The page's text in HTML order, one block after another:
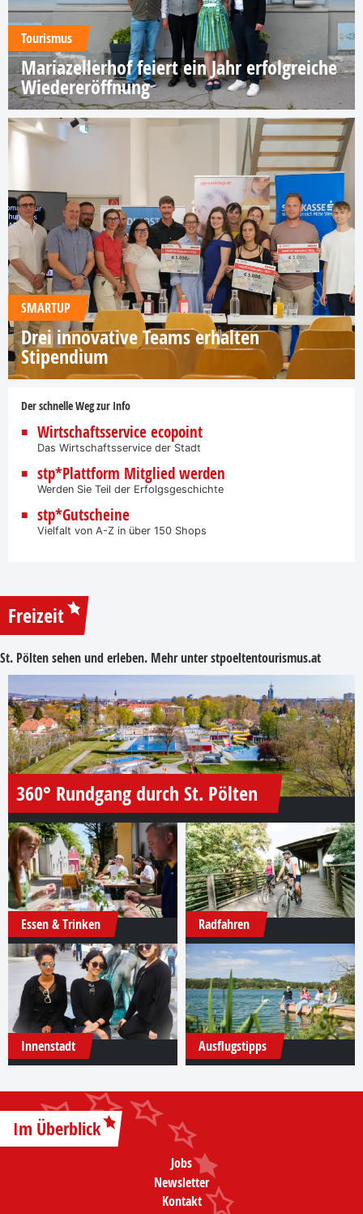
Tourismus
Mariazellerhof feiert ein Jahr erfolgreiche
Wiedereröffnung
SMARTUP
Drei innovative Teams erhalten
Stipendium
Der schnelle Weg zur Info
Wirtschaftsservice ecopoint
Das Wirtschaftsservice der Stadt
stp*Plattform Mitglied werden
Werden Sie Teil der Erfolgsgeschichte
stp*Gutscheine
Vielfalt von A-Z in über 150 Shops
Freizeit
St. Pölten sehen und erleben. Mehr unterstpoeltentourismus.at
360° Rundgang durch St. Pölten
Essen & Trinken Radfahren
Innenstadt Ausflugstipps
Im Überblick
Jobs
Newsletter
Kontakt